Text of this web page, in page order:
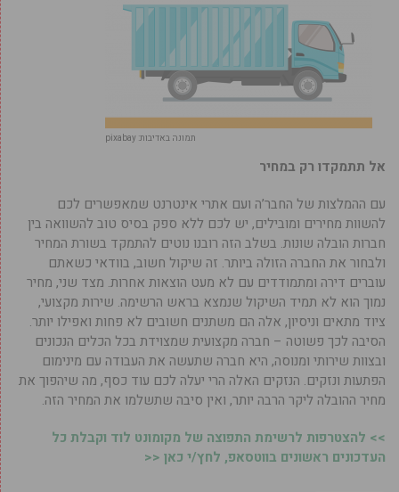
תמונה באדיבות: pixabay
אל תתמקדו רק במחיר
עם ההמלצות של החבר’ה ועם אתרי אינטרנט שמאפשרים לכם
להשוות מחירים ומובילים, יש לכם ללא ספק בסיס טוב להשוואה בין
חברות הובלה שונות. בשלב הזה רובנו נוטים להתמקד בשורת המחיר
ולבחור את החברה הזולה ביותר. זה שיקול חשוב, בוודאי כשאתם
עוברים דירה ומתמודדים עם לא מעט הוצאות אחרות. מצד שני, מחיר
נמוך הוא לא תמיד השיקול שנמצא בראש הרשימה. שירות מקצועי,
ציוד מתאים וניסיון, אלה הם משתנים חשובים לא פחות ואפילו יותר.
הסיבה לכך פשוטה – חברה מקצועית שמצוידת בכל הכלים הנכונים
ובצוות שירותי ומנוסה, היא חברה שתעשה את העבודה עם מינימום
הפתעות ונזקים. הנזקים האלה הרי יעלה לכם עוד כסף, מה שיהפוך את
מחיר ההובלה ליקר הרבה יותר, ואין סיבה שתשלמו את המחיר הזה.
>> להצטרפות לרשימת התפוצה של מקומונט לוד וקבלת כל
העדכונים ראשונים בווטסאפ, לחץ/י כאן <<